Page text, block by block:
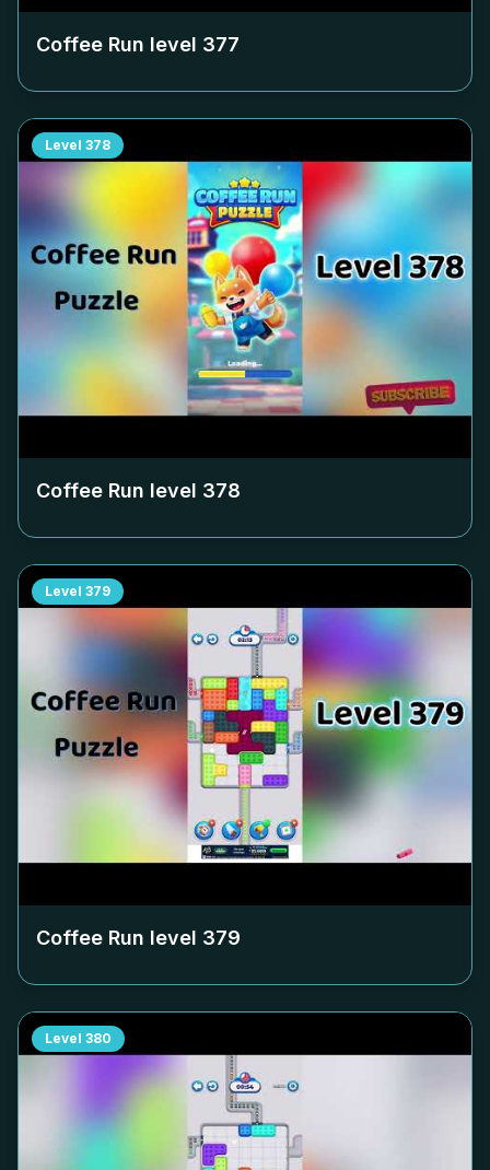
Coffee Run level 377
Level 378
Coffee Run level 378
Level 379
Coffee Run level 379
Level 380